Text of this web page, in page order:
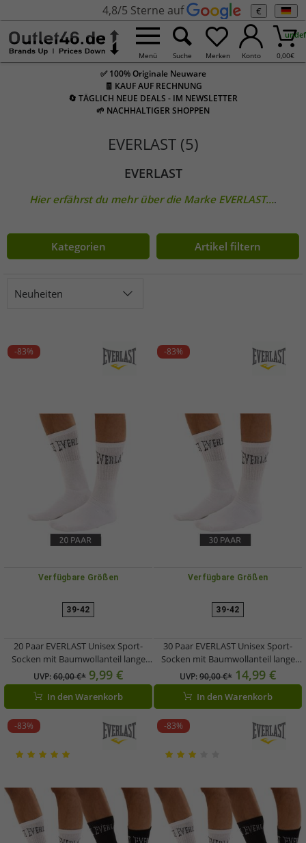
4,8/5 Sterne auf €
Menü Suche Merken Konto 0,00€
✅ 100% Originale Neuware
🧾 KAUF AUF RECHNUNG
🔄 TÄGLICH NEUE DEALS - IM NEWSLETTER
🌱 NACHHALTIGER SHOPPEN
EVERLAST (5)
EVERLAST
Hier erfährst du mehr über die Marke EVERLAST....
Kategorien Artikel filtern
Neuheiten
-83%
Verfügbare Größen
39-42
20 Paar EVERLAST Unisex Sport-
Socken mit Baumwollanteil lange
Strümpfe OEKO-TEX Standard 100
EVL1TENX10BL Weiß
UVP:60,00 €* 9,99 €
In den Warenkorb
-83%
Verfügbare Größen
39-42
30 Paar EVERLAST Unisex Sport-
Socken mit Baumwollanteil lange
Strümpfe OEKO-TEX Standard 100
EVL1TENX10BL Weiß
UVP:90,00 €* 14,99 €
In den Warenkorb
-83% -83%